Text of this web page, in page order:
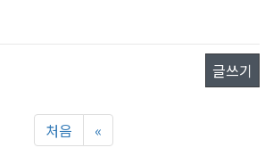
글쓰기
처음 «